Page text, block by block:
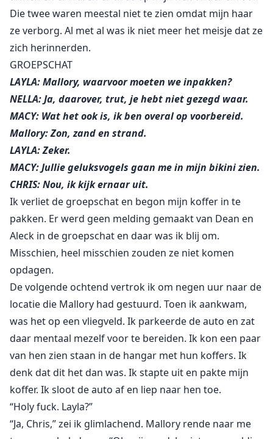
Die twee waren meestal niet te zien omdat mijn haar
ze verborg. Al met al was ik niet meer het meisje dat ze
zich herinnerden.
GROEPSCHAT
LAYLA: Mallory, waarvoor moeten we inpakken?
NELLA: Ja, daarover, trut, je hebt niet gezegd waar.
MACY: Wat het ook is, ik ben overal op voorbereid.
Mallory: Zon, zand en strand.
LAYLA: Zeker.
MACY: Jullie geluksvogels gaan me in mijn bikini zien.
CHRIS: Nou, ik kijk ernaar uit.
Ik verliet de groepschat en begon mijn koffer in te
pakken. Er werd geen melding gemaakt van Dean en
Aleck in de groepschat en daar was ik blij om.
Misschien, heel misschien zouden ze niet komen
opdagen.
De volgende ochtend vertrok ik om negen uur naar de
locatie die Mallory had gestuurd. Toen ik aankwam,
was het op een vliegveld. Ik parkeerde de auto en zat
daar mentaal mezelf voor te bereiden. Ik kon een paar
van hen zien staan in de hangar met hun koffers. Ik
denk dat dit het dan was. Ik stapte uit en pakte mijn
koffer. Ik sloot de auto af en liep naar hen toe.
“Holy fuck. Layla?”
“Ja, Chris,” zei ik glimlachend. Mallory rende naar me